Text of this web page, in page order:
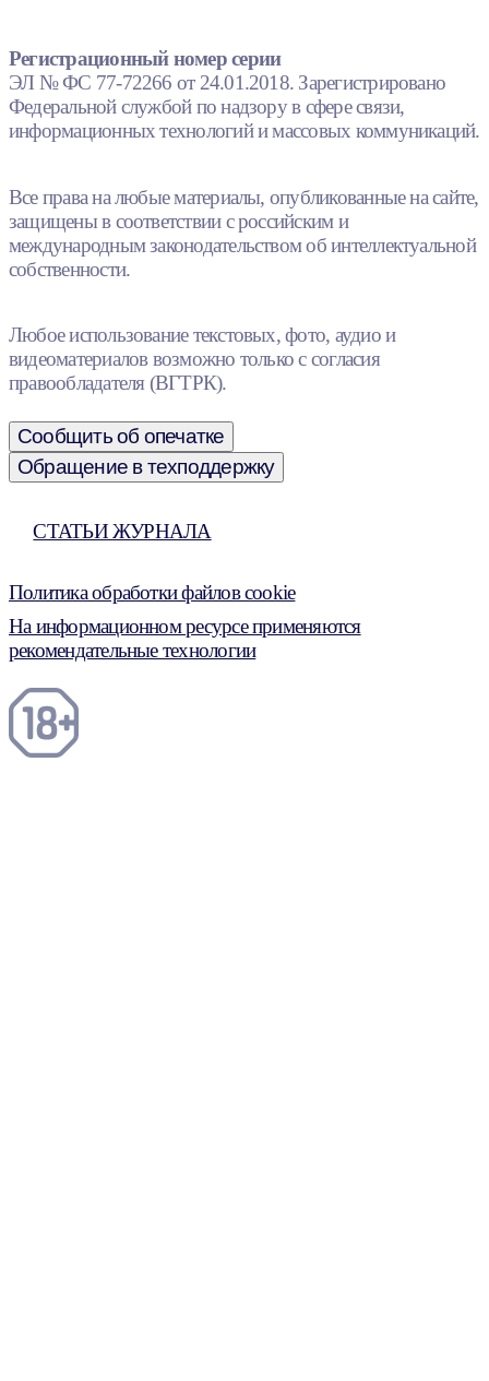
Регистрационный номер серии
ЭЛ № ФС 77-72266 от 24.01.2018. Зарегистрировано
Федеральной службой по надзору в сфере связи,
информационных технологий и массовых коммуникаций.
Все права на любые материалы, опубликованные на сайте,
защищены в соответствии с российским и
международным законодательством об интеллектуальной
собственности.
Любое использование текстовых, фото, аудио и
видеоматериалов возможно только с согласия
правообладателя (ВГТРК).
Сообщить об опечатке
Обращение в техподдержку
СТАТЬИ ЖУРНАЛА
Политика обработки файлов cookie
На информационном ресурсе применяются
рекомендательные технологии